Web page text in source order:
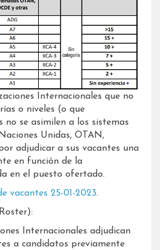
Internacionales que no
o niveles (o que
no se asimilen a los sistemas
Unidas, OTAN,
adjudicar a sus vacantes una
en función de la
en el puesto ofertado.
vacantes 25-01-2023.
Internacionales adjudican
a candidatos previamente